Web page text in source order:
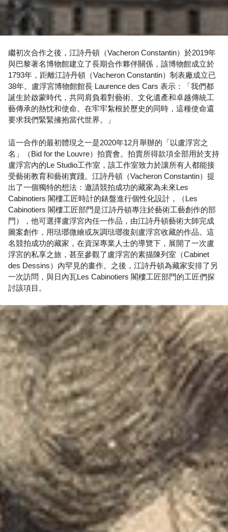
繼初次合作之後，江詩丹頓（Vacheron Constantin）於2019年
與巴黎著名博物館建立了長期合作夥伴關係，該博物館成立於
1793年，距離江詩丹頓（Vacheron Constantin）制表廠成立已
38年。盧浮宮博物館館長 Laurence des Cars 表示：「我們都
誕生於啟蒙時代，共同肩負着對藝術、文化遺產和卓越傳統工
藝傳承的熱忱和使命。在牢牢紮根於歷史的同時，這種使命還
要求我們緊緊擁抱當代世界。」
這一合作的最初體現之一是2020年12月舉辦的「以盧浮宮之
名」（Bid for the Louvre）拍賣會。拍賣所得款項全部用於支持
盧浮宮內的Le Studio工作室，該工作室致力於讓所有人都能接
受藝術教育和藝術實踐。江詩丹頓（Vacheron Constantin）提
出了一個獨特的想法：邀請競拍成功的藏家為未來Les
Cabinotiers 閣樓工匠時計的錶盤進行個性化設計，（Les
Cabinotiers 閣樓工匠部門是江詩丹頓專注於藝術工藝創作的部
門），他可選擇盧浮宮內任一作品，由江詩丹頓藝術大師完成
圖案創作，用琺瑯微繪或灰調琺瑯復刻盧浮宮收藏的作品。這
名競拍成功的藏家，在資深專業人士的導覽下，展開了一次盧
浮宮的私享之旅，甚至參觀了盧浮宮的素描陳列室（Cabinet
des Dessins）內罕見的畫作。之後，江詩丹頓為藏家安排了另
一次訪問，與日內瓦Les Cabinotiers 閣樓工匠部門的工匠們探
討該項目。